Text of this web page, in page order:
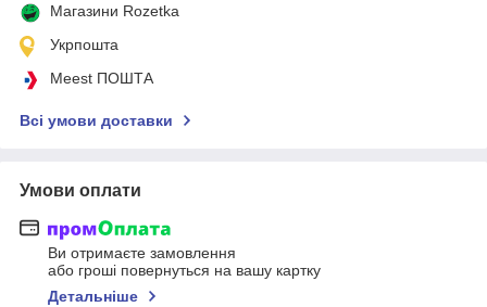
Магазини Rozetka
Укрпошта
Meest ПОШТА
Всі умови доставки
Умови оплати
Ви отримаєте замовлення
або гроші повернуться на вашу картку
Детальніше